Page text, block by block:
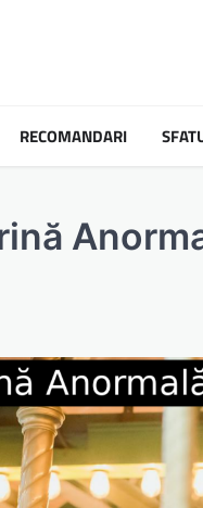
RECOMANDARI